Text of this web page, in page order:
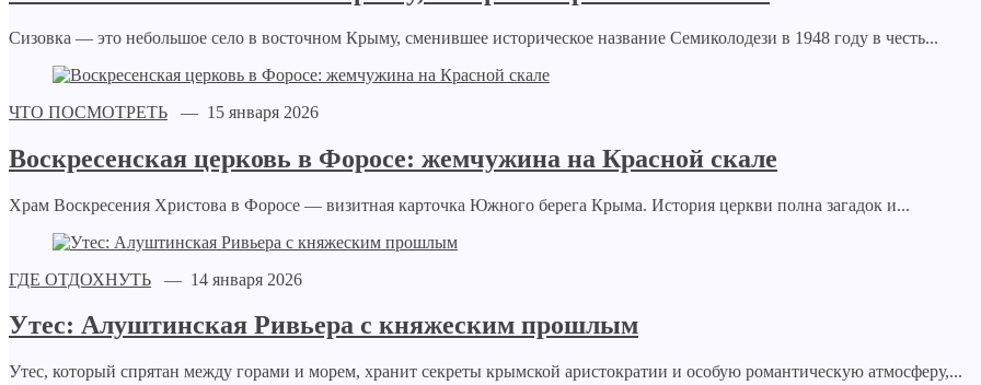
Сизовка — это небольшое село в восточном Крыму, сменившее историческое название Семиколодези в 1948 году в честь...
ЧТО ПОСМОТРЕТЬ — 15 января 2026
Воскресенская церковь в Форосе: жемчужина на Красной скале
Храм Воскресения Христова в Форосе — визитная карточка Южного берега Крыма. История церкви полна загадок и...
ГДЕ ОТДОХНУТЬ — 14 января 2026
Утес: Алуштинская Ривьера с княжеским прошлым
Утес, который спрятан между горами и морем, хранит секреты крымской аристократии и особую романтическую атмосферу,...